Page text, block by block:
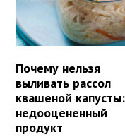
Почему нельзя
выливать рассол
квашеной капусты:
недооцененный
продукт